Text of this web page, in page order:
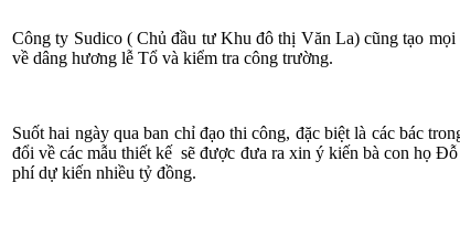
Công ty Sudico ( Chủ đầu tư Khu đô thị Văn La) cũng tạo
về dâng hương lễ Tổ và kiểm tra công trường.
Suốt hai ngày qua ban chỉ đạo thi công, đặc biệt là các bác
đổi về các mẫu thiết kế sẽ được đưa ra xin ý kiến bà con họ
phí dự kiến nhiều tỷ đồng.